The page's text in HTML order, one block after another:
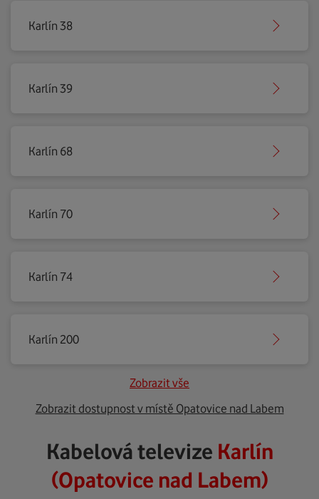
Karlín 38
Karlín 39
Karlín 68
Karlín 70
Karlín 74
Karlín 200
Zobrazit vše
Zobrazit dostupnost v místě Opatovice nad Labem
Kabelová televize Karlín
(Opatovice nad Labem)